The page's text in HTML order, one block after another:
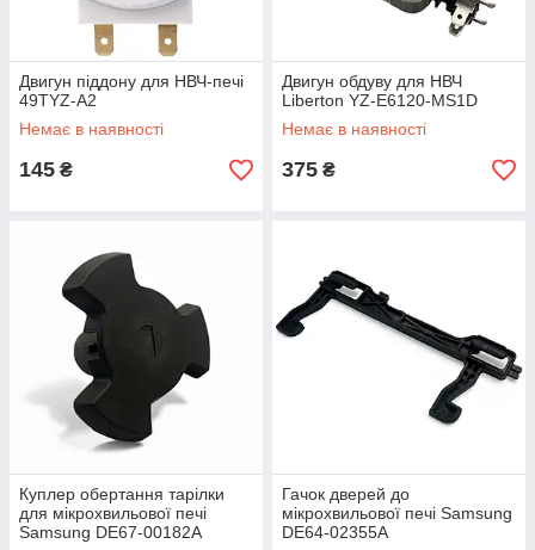
Двигун піддону для НВЧ-печі
49TYZ-A2
Немає в наявності
145 ₴
Двигун обдуву для НВЧ
Liberton YZ-E6120-MS1D
Немає в наявності
375 ₴
Куплер обертання тарілки
для мікрохвильової печі
Samsung DE67-00182A
Гачок дверей до
мікрохвильової печі Samsung
DE64-02355A